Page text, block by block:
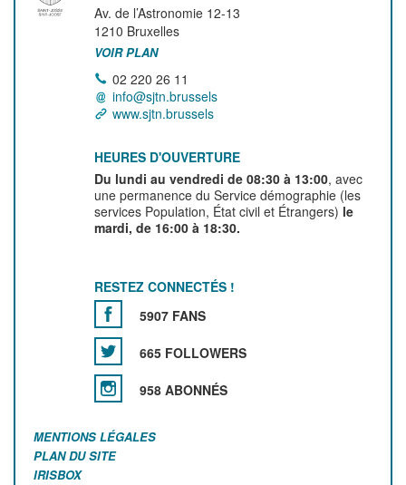
Av. de l’Astronomie 12-13
1210 Bruxelles
VOIR PLAN
02 220 26 11
info@sjtn.brussels
www.sjtn.brussels
HEURES D'OUVERTURE
Du lundi au vendredi de 08:30 à 13:00, avec
une permanence du Service démographie (les
services Population, État civil et Étrangers) le
mardi, de 16:00 à 18:30.
RESTEZ CONNECTÉS !
5907 FANS
665 FOLLOWERS
958 ABONNÉS
MENTIONS LÉGALES
PLAN DU SITE
IRISBOX